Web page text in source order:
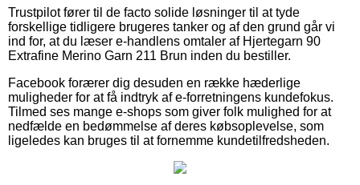
Trustpilot fører til de facto solide løsninger til at tyde
forskellige tidligere brugeres tanker og af den grund går vi
ind for, at du læser e-handlens omtaler af Hjertegarn 90
Extrafine Merino Garn 211 Brun inden du bestiller.
Facebook forærer dig desuden en række hæderlige
muligheder for at få indtryk af e-forretningens kundefokus.
Tilmed ses mange e-shops som giver folk mulighed for at
nedfælde en bedømmelse af deres købsoplevelse, som
ligeledes kan bruges til at fornemme kundetilfredsheden.